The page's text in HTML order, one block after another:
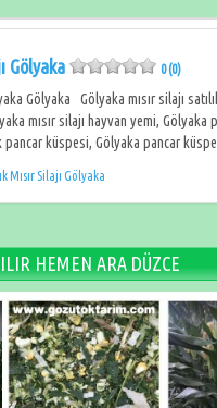
Gölyaka 0 (0)
Gölyaka Gölyaka mısır silajı
mısır silajı hayvan yemi, Gölyaka
pancar küspesi, Gölyaka pancar
Mısır Silajı Gölyaka
HEMEN ARA DÜZCE